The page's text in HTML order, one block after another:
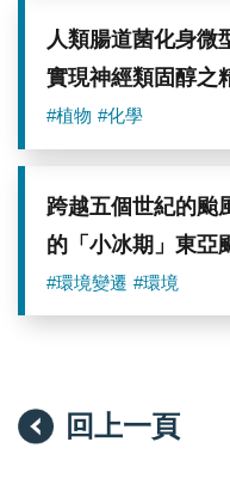
人類腸道菌化身微
實現神經類固醇之
#植物 #化學
跨越五個世紀的颱
的「小冰期」東亞
#環境變遷 #環境
回上一頁